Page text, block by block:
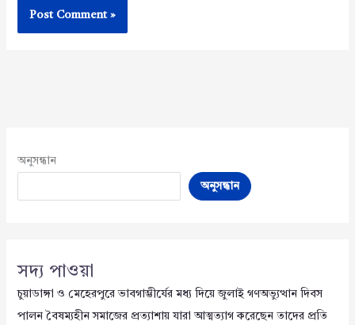
অনুসন্ধান
অনুসন্ধান
সদ্য পাওয়া
চুয়াডাঙ্গা ও মেহেরপুরে ভাবগাম্ভীর্যের মধ্য দিয়ে জুলাই গণঅভ্যুত্থান দিবস
পালন বৈষম্যহীন সমাজের প্রত্যাশায় যারা আত্মত্যাগ করেছেন তাদের প্রতি